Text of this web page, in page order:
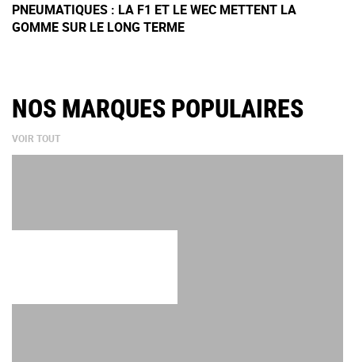
PNEUMATIQUES : LA F1 ET LE WEC METTENT LA
GOMME SUR LE LONG TERME
NOS MARQUES POPULAIRES
VOIR TOUT